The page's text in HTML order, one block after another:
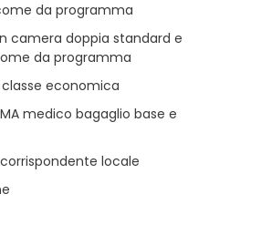
da programma
camera doppia standard e
da programma
economica
medico bagaglio base e
locale